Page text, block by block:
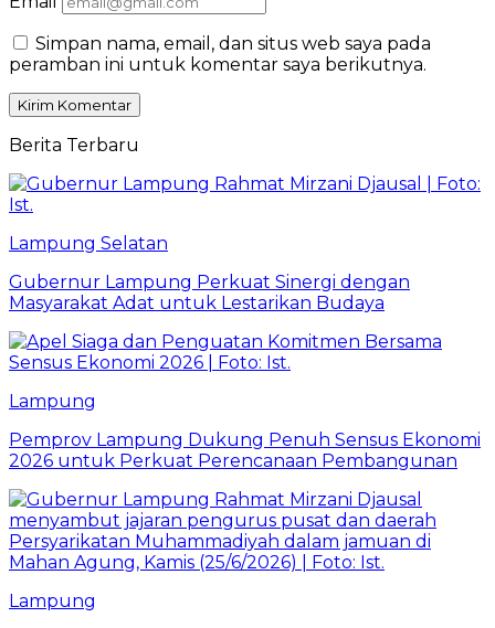
Simpan nama, email, dan situs web saya pada
peramban ini untuk komentar saya berikutnya.
Berita Terbaru
Lampung Selatan
Gubernur Lampung Perkuat Sinergi dengan
Masyarakat Adat untuk Lestarikan Budaya
Lampung
Pemprov Lampung Dukung Penuh Sensus Ekonomi
2026 untuk Perkuat Perencanaan Pembangunan
Lampung